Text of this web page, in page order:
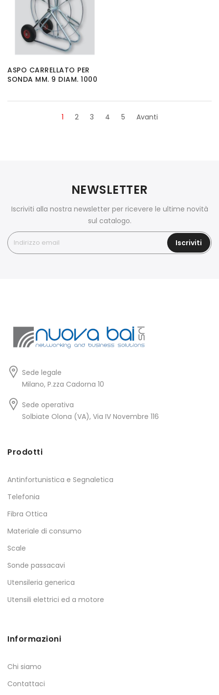
ASPO CARRELLATO PER
SONDA MM. 9 DIAM. 1000
1 2 3 4 5 Avanti
NEWSLETTER
Iscriviti alla nostra newsletter per ricevere le ultime novità
sul catalogo.
Iscriviti
Sede legale
Milano, P.zza Cadorna 10
Sede operativa
Solbiate Olona (VA), Via IV Novembre 116
Prodotti
Antinfortunistica e Segnaletica
Telefonia
Fibra Ottica
Materiale di consumo
Scale
Sonde passacavi
Utensileria generica
Utensili elettrici ed a motore
Informazioni
Chi siamo
Contattaci